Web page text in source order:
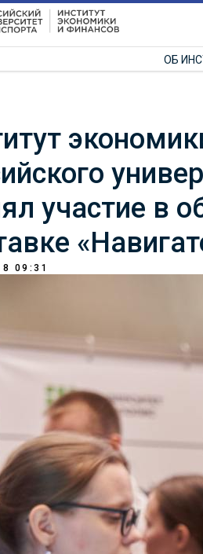
ОБ
участие в
09:31